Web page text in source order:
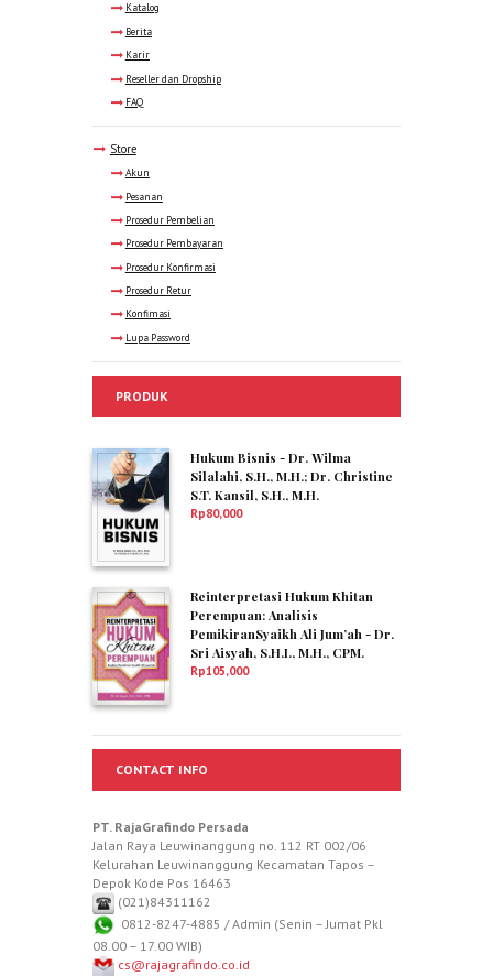
Katalog
Berita
Karir
Reseller dan Dropship
FAQ
Store
Akun
Pesanan
Prosedur Pembelian
Prosedur Pembayaran
Prosedur Konfirmasi
Prosedur Retur
Konfimasi
Lupa Password
PRODUK
Hukum Bisnis - Dr. Wilma
Silalahi, S.H., M.H.; Dr. Christine
S.T. Kansil, S.H., M.H.
Rp80,000
Reinterpretasi Hukum Khitan
Perempuan: Analisis
PemikiranSyaikh Ali Jum’ah - Dr.
Sri Aisyah, S.H.I., M.H., CPM.
Rp105,000
CONTACT INFO
PT. RajaGrafindo Persada
Jalan Raya Leuwinanggung no. 112 RT 002/06
Kelurahan Leuwinanggung Kecamatan Tapos –
Depok Kode Pos 16463
(021)84311162
0812-8247-4885 / Admin (Senin – Jumat Pkl
08.00 – 17.00 WIB)
cs@rajagrafindo.co.id